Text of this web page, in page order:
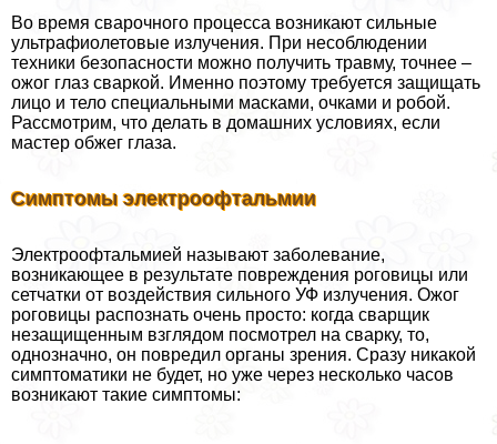
Во время сварочного процесса возникают сильные
ультрафиолетовые излучения. При несоблюдении
техники безопасности можно получить травму, точнее –
ожог глаз сваркой. Именно поэтому требуется защищать
лицо и тело специальными масками, очками и робой.
Рассмотрим, что делать в домашних условиях, если
мастер обжег глаза.
Симптомы электроофтальмии
Электроофтальмией называют заболевание,
возникающее в результате повреждения роговицы или
сетчатки от воздействия сильного УФ излучения. Ожог
роговицы распознать очень просто: когда сварщик
незащищенным взглядом посмотрел на сварку, то,
однозначно, он повредил органы зрения. Сразу никакой
симптоматики не будет, но уже через несколько часов
возникают такие симптомы: